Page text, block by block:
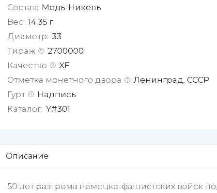
Состав: Медь-Никель
Вес: 14.35 г
Диаметр: 33
Тираж
2700000
Качество
XF
Отметка монетного двора
Ленинград, СССР
Гурт
Надпись
Каталог: Y#301
Описание
50 лет разгрома немецко-фашистских войск